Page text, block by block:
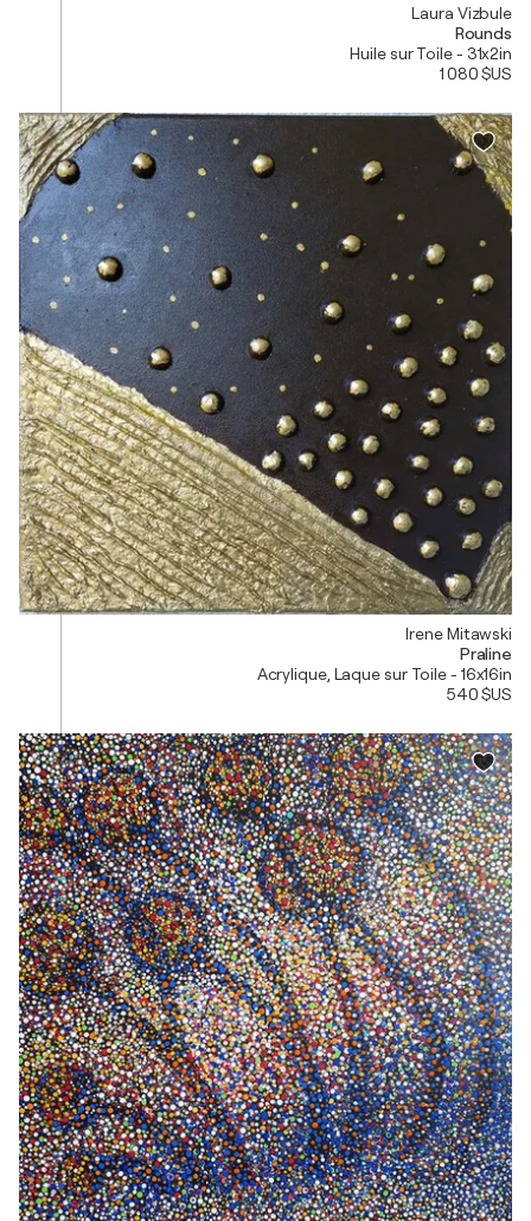
Laura Vizbule
Rounds
Huile sur Toile - 31x2in
1 080 $US
Irene Mitawski
Praline
Acrylique, Laque sur Toile - 16x16in
540 $US